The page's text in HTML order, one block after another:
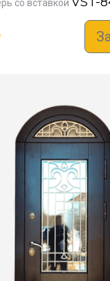
со вставкой